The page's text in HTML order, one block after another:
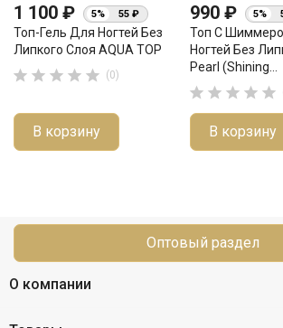
1 100 ₽ 5% 55 ₽
Топ-Гель Для Ногтей Без
Липкого Слоя AQUA TOP
     (0)
В корзину
990 ₽ 5%
Топ С
Ногтей Без
Pearl (Shining...
    
В корзину
Оптовый раздел
О компании